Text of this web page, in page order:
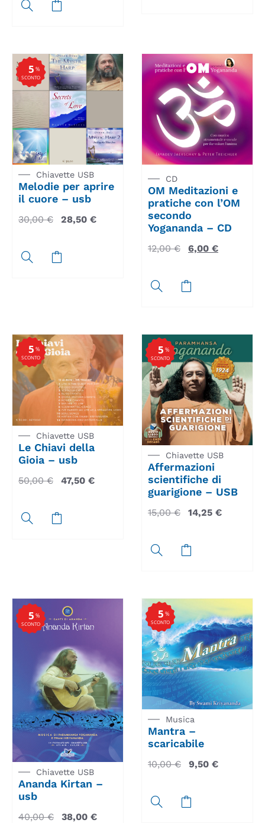
%
SCONTO
5
Chiavette USB
Melodie per aprire
il cuore – usb
30,00€ 28,50 €
CD
OM Meditazioni e
pratiche con l’OM
secondo
Yogananda – CD
12,00€ 6,00 €
%
SCONTO
5
Chiavette USB
Le Chiavi della
Gioia – usb
50,00€ 47,50 €
%
SCONTO
5
Chiavette USB
Affermazioni
scientifiche di
guarigione – USB
15,00€ 14,25 €
%
SCONTO
5
Chiavette USB
Ananda Kirtan –
usb
40,00€ 38,00 €
%
SCONTO
5
Musica
Mantra –
scaricabile
10,00€ 9,50 €